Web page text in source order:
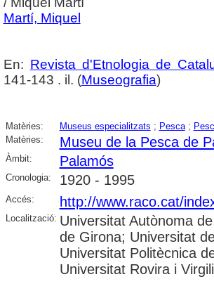
Martí, Miquel
En: Revista d'Etnologia de
141-143 . il. (Museografia)
Matèries: Museus especialitzats ; Pesca;
Matèries:
Museu de la Pesca de
Àmbit: Palamós
Cronologia: 1920 - 1995
Accés: http://www.raco.cat/
Localització: Universitat Autònoma
de Girona; Universitat
Universitat Politècnica
Universitat Rovira i Virgili